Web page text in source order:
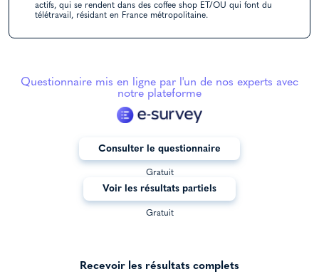
actifs, qui se rendent dans des coffee shop ET/OU qui font du
télétravail, résidant en France métropolitaine.
Questionnaire mis en ligne par l'un de nos experts avec
notre plateforme
Consulter le questionnaire
Gratuit
Voir les résultats partiels
Gratuit
Recevoir les résultats complets